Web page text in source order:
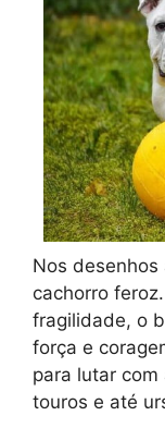
Nos
cachorro
fragilidade, o
força e
para lutar
touros e até